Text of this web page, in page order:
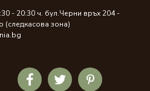
- 20:30 ч. бул.Черни връх 204 -
(следкасова зона)